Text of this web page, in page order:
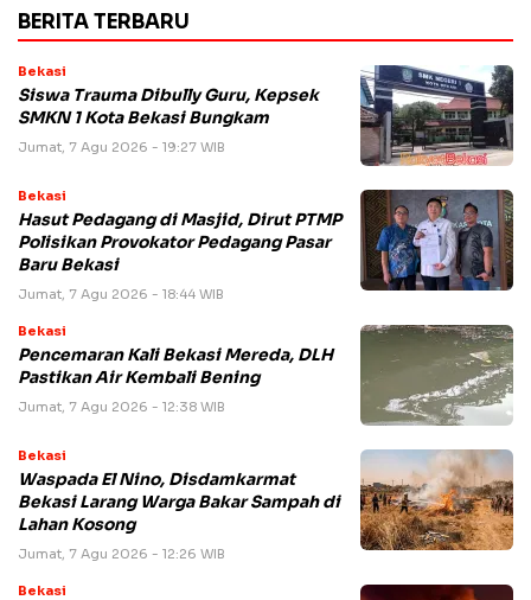
BERITA TERBARU
Bekasi
Siswa Trauma Dibully Guru, Kepsek
SMKN 1 Kota Bekasi Bungkam
Jumat, 7 Agu 2026 - 19:27 WIB
Bekasi
Hasut Pedagang di Masjid, Dirut PTMP
Polisikan Provokator Pedagang Pasar
Baru Bekasi
Jumat, 7 Agu 2026 - 18:44 WIB
Bekasi
Pencemaran Kali Bekasi Mereda, DLH
Pastikan Air Kembali Bening
Jumat, 7 Agu 2026 - 12:38 WIB
Bekasi
Waspada El Nino, Disdamkarmat
Bekasi Larang Warga Bakar Sampah di
Lahan Kosong
Jumat, 7 Agu 2026 - 12:26 WIB
Bekasi